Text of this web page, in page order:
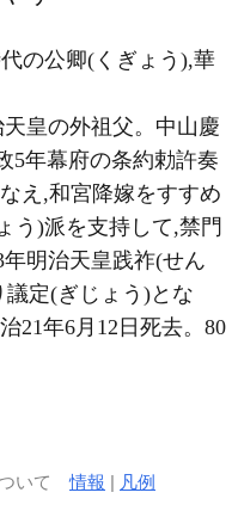
の公卿(くぎょう),華
皇の外祖父。中山慶
5年幕府の条約勅許奏
え,和宮降嫁をすすめ
う)派を支持して,禁門
明治天皇践祚(せん
定(ぎじょう)とな
21年6月12日死去。80
ついて情報 | 凡例